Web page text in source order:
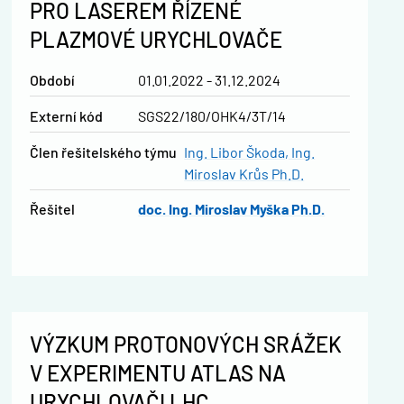
PRO LASEREM ŘÍZENÉ
PLAZMOVÉ URYCHLOVAČE
Období 01.01.2022 - 31.12.2024
Externí kód SGS22/180/OHK4/3T/14
člen řešitelského týmu Ing. Libor Škoda Ing.
Miroslav Krůs Ph.D.
řešitel doc. Ing. Miroslav Myška Ph.D.
VÝZKUM PROTONOVÝCH SRÁŽEK
V EXPERIMENTU ATLAS NA